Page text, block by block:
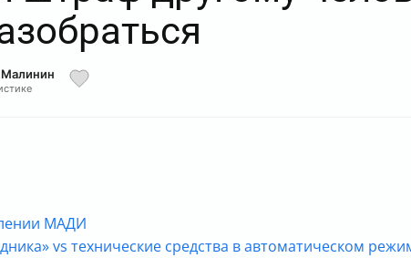
Малинин
МАДИ
vs технические средства в автоматическом